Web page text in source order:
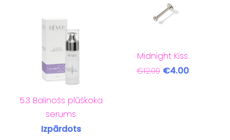
5.3 Balinošs plūškoka
serums
Izpārdots
Midnight Kiss
€12.00 €4.00